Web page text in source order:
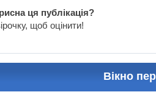
ця публікація?
щоб оцінити!
Вікно